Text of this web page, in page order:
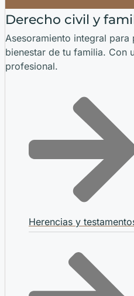
Derecho civil y
Asesoramiento integral
bienestar de tu familia. Con
profesional.
Herencias y